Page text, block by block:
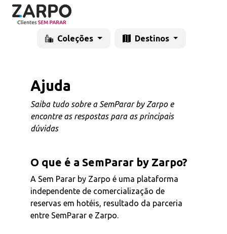
Coleções Destinos
Ajuda
Saiba tudo sobre a SemParar by Zarpo e
encontre as respostas para as principais
dúvidas
O que é a SemParar by Zarpo?
A Sem Parar by Zarpo é uma plataforma
independente de comercialização de
reservas em hotéis, resultado da parceria
entre SemParar e Zarpo.